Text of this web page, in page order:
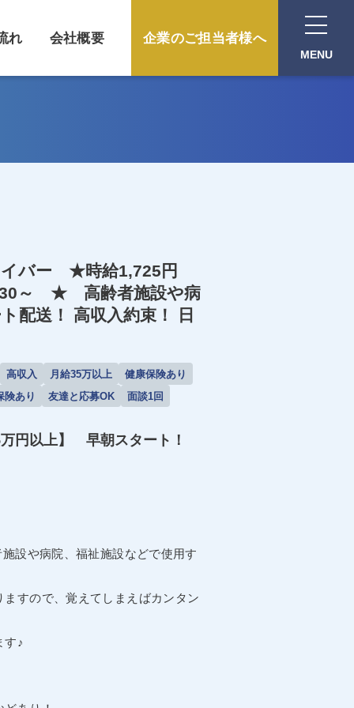
れ 会社概要 企業のご担当者様へ
MENU
イバー ★時給1,725円
～ ★ 高齢者施設や病
配送！ 高収入約束！ 日
高収入 月給35万以上
健康保険あり
険あり
友達と応募OK 面談1回
万円以上】 早朝スタート！
設や病院、福祉施設などで使用す
すので、覚えてしまえばカンタン
す♪